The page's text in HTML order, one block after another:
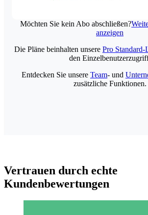
Möchten Sie kein Abo abschließen?
anzeigen
Die Pläne beinhalten unsere Pro Standard-
den
Entdecken Sie unsere Team- und
zusätzliche Funktionen.
Vertrauen durch echte
Kundenbewertungen